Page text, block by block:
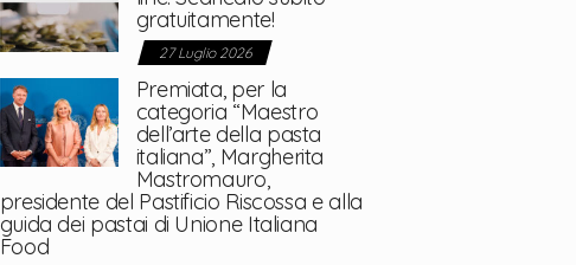
gratuitamente!
27 Luglio 2026
Premiata, per la
categoria “Maestro
dell’arte della pasta
italiana”, Margherita
Mastromauro,
presidente del Pastificio Riscossa e alla
guida dei pastai di Unione Italiana
Food